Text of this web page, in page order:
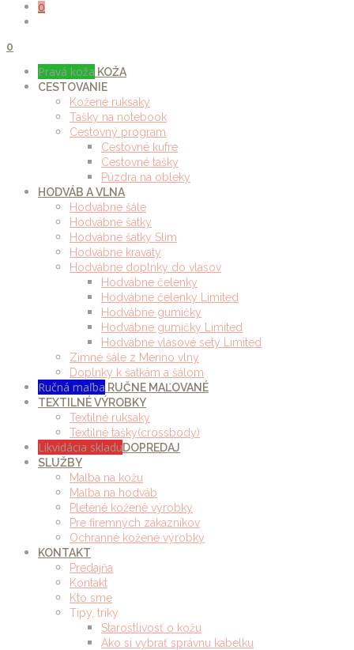
0
0
Pravá koža KOŽA
CESTOVANIE
Kožené ruksaky
Tašky na notebook
Cestovný program
Cestovné kufre
Cestovné tašky
Púzdra na obleky
HODVÁB A VLNA
Hodvábne šále
Hodvábne šatky
Hodvábne šatky Slim
Hodvábne kravaty
Hodvábne doplnky do vlasov
Hodvábne čelenky
Hodvábne čelenky Limited
Hodvábne gumičky
Hodvábne gumičky Limited
Hodvábne vlasové sety Limited
Zimné šále z Merino vlny
Doplnky k šatkám a šálom
Ručná maľba RUČNE MAĽOVANÉ
TEXTILNÉ VÝROBKY
Textilné ruksaky
Textilné tašky(crossbody)
Likvidácia skladuDOPREDAJ
SLUŽBY
Maľba na kožu
Maľba na hodváb
Pletené kožené výrobky
Pre firemných zákazníkov
Ochranné kožené výrobky
KONTAKT
Predajňa
Kontakt
Kto sme
Tipy, triky
Starostlivosť o kožu
Ako si vybrať správnu kabelku